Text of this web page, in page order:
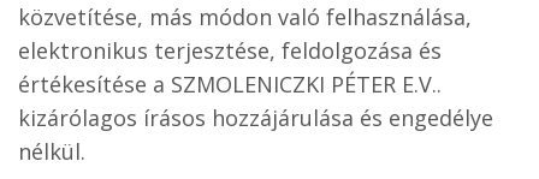
közvetítése, más módon való felhasználása,
elektronikus terjesztése, feldolgozása és
értékesítése a SZMOLENICZKI PÉTER E.V..
kizárólagos írásos hozzájárulása és engedélye
nélkül.